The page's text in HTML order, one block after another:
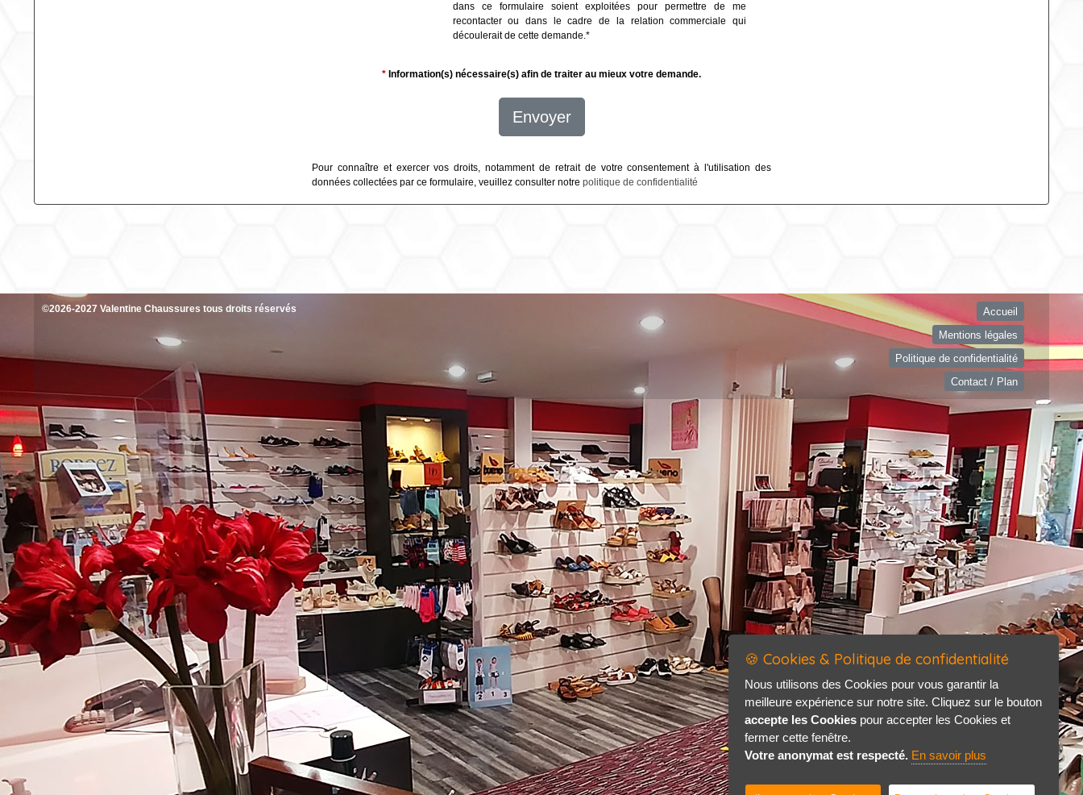
dans ce formulaire soient exploitées pour permettre de me
recontacter ou dans le cadre de la relation commerciale qui
découlerait de cette demande.*
* Information(s) nécessaire(s) afin de traiter au mieux votre demande.
Envoyer
Pour connaître et exercer vos droits, notamment de retrait de votre consentement à l'utilisation des
données collectées par ce formulaire, veuillez consulter notre politique de confidentialité
©2026-2027 Valentine Chaussures tous droits réservés
Accueil
Mentions légales
Politique de confidentialité
Contact / Plan
🍪 Cookies & Politique de confidentialité
Nous utilisons des Cookies pour vous garantir la
meilleure expérience sur notre site. Cliquez sur le bouton
accepte les Cookies pour accepter les Cookies et
fermer cette fenêtre.
Votre anonymat est respecté. En savoir plus